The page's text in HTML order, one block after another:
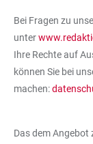
Bei Fragen zu
unter
Ihre Rechte auf
können Sie bei
machen:
Das dem Angebot